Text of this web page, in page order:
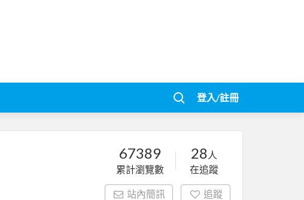
登入/註冊
67389
累計瀏覽數
28 人
在追蹤
站內簡訊 追蹤